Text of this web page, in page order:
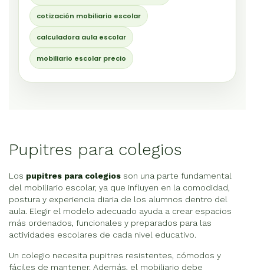
cotización mobiliario escolar
calculadora aula escolar
mobiliario escolar precio
Pupitres para colegios
Los pupitres para colegios son una parte fundamental
del mobiliario escolar, ya que influyen en la comodidad,
postura y experiencia diaria de los alumnos dentro del
aula. Elegir el modelo adecuado ayuda a crear espacios
más ordenados, funcionales y preparados para las
actividades escolares de cada nivel educativo.
Un colegio necesita pupitres resistentes, cómodos y
fáciles de mantener. Además, el mobiliario debe